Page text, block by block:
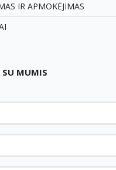
IR APMOKĖJIMAS
SU MUMIS